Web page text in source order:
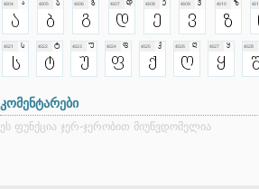
კომენტარები
ეს ფუნქცია ჯერ-ჯერობით მიუწვდომელია